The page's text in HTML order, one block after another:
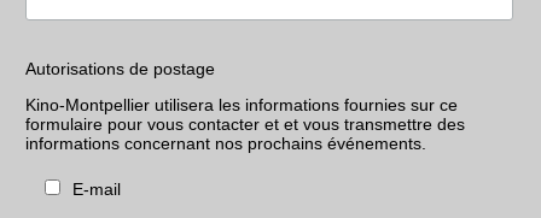
Autorisations de postage
Kino-Montpellier utilisera les informations fournies sur ce
formulaire pour vous contacter et et vous transmettre des
informations concernant nos prochains événements.
E-mail